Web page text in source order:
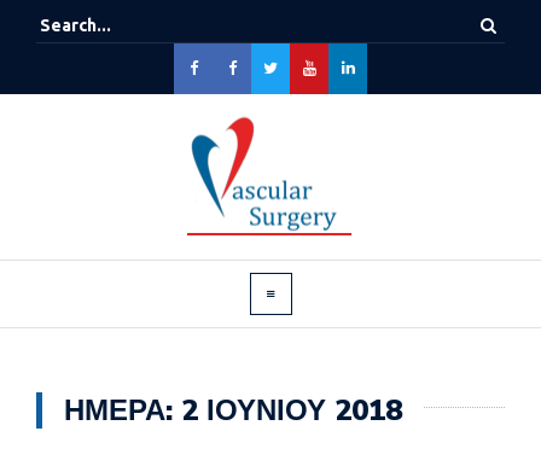
ΗΜΈΡΑ: 2 ΙΟΥΝΊΟΥ 2018